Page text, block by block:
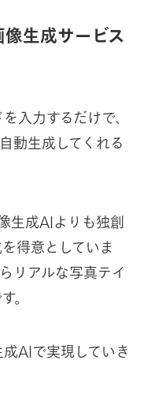
生成サービス
入力するだけで、
動生成してくれる
生成AIよりも独創
得意としていま
リアルな写真テイ
。
AIで実現していき